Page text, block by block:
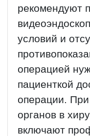
рекомендуют
условий и
операцией
пациенткой
операции.
органов в
включают